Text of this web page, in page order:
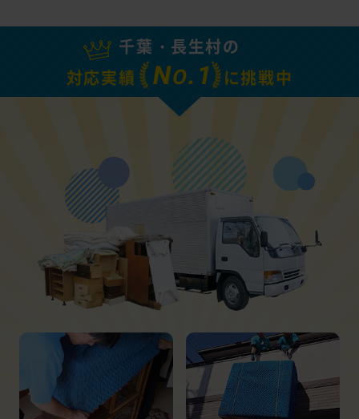
千葉・長生村の
対応実績
NO.1 に挑戦中